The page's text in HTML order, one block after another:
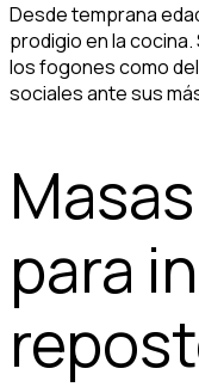
Desde temprana
prodigio en la
los fogones como
sociales ante sus
para